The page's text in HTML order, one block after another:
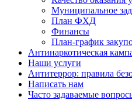
Муниципальное
План ФХД
Финансы
План-график
Антинаркотическая
Наши услуги
Антитеррор: правила
Написать нам
Часто задаваемые